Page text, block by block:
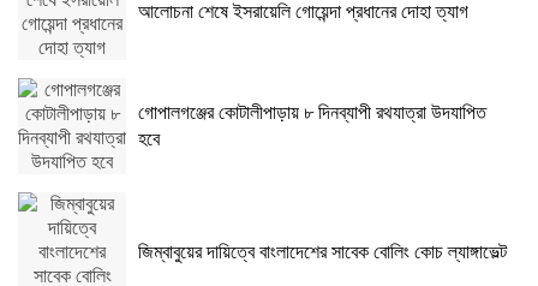
আলোচনা শেষে ইসরায়েলি গোয়েন্দা প্রধানের দোহা ত্যাগ
গোপালগঞ্জের কোটালীপাড়ায় ৮ দিনব্যাপী রথযাত্রা উদযাপিত
হবে
জিম্বাবুয়ের দায়িত্বে বাংলাদেশের সাবেক বোলিং কোচ ল্যাঙ্গাভেল্ট